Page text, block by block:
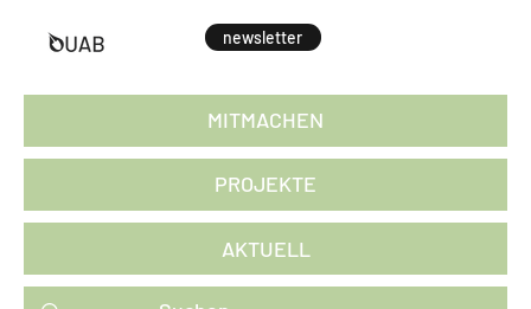
newsletter
AKTUELL
PROJEKTE
MITMACHEN